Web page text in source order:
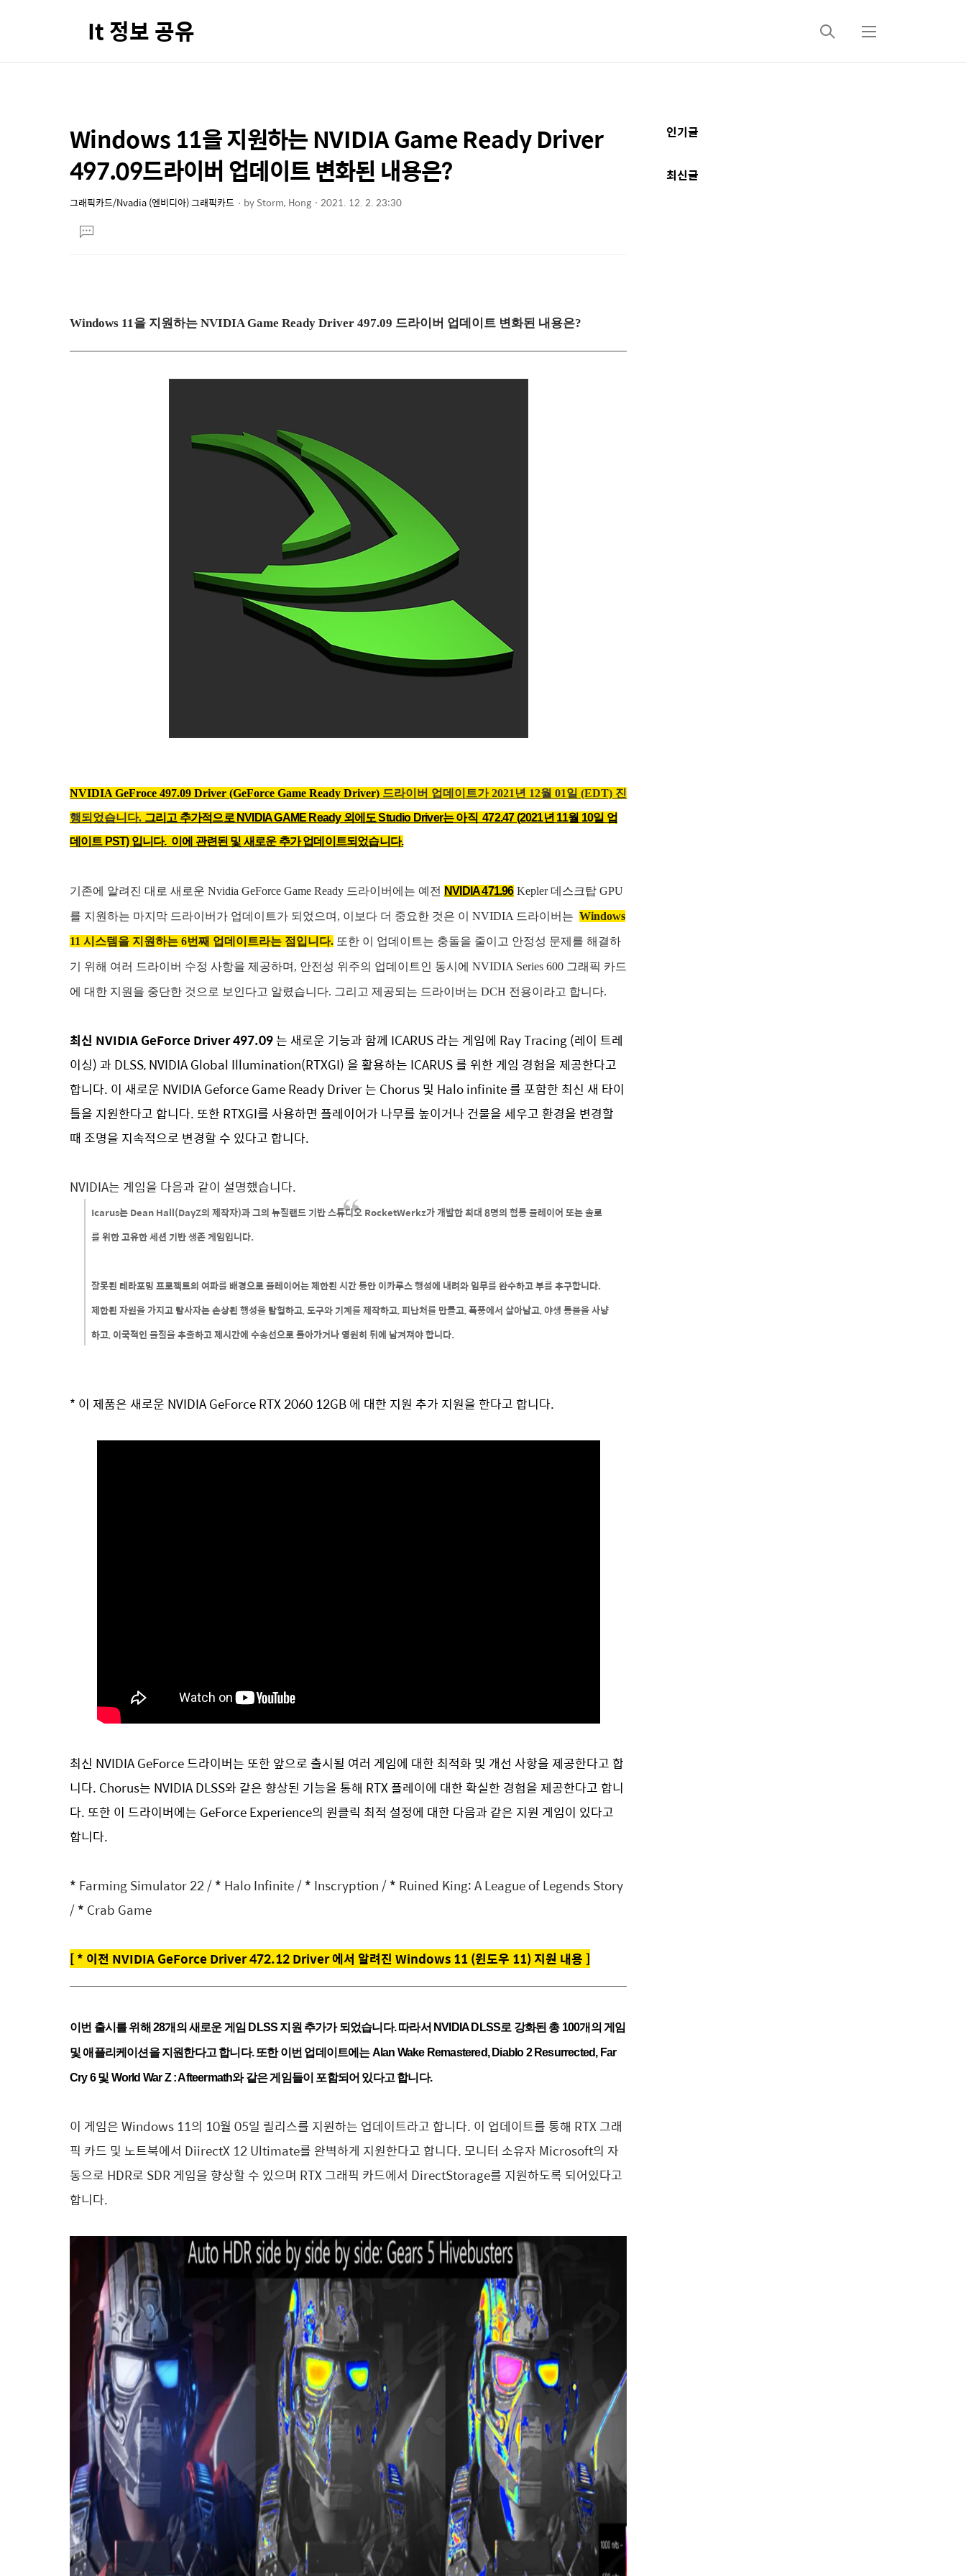
It 정보 공유
검
메
상
세
컨
텐
본
문
제
Windows 11을 지원하는 NVIDIA Game Ready Driver
497.09드라이버 업데이트 변화된 내용은?
그래픽카드/Nvadia (엔비디아) 그래픽카드 byStorm, Hong 2021. 12. 2. 23:30
문댓
글
Windows 11을 지원하는 NVIDIA Game Ready Driver 497.09 드라이버 업데이트 변화된 내용은?
NVIDIA GeFroce 497.09 Driver (GeForce Game Ready Driver) 드라이버 업데이트가 2021년 12월 01일 (EDT) 진
행되었습니다. 그리고 추가적으로 NVIDIA GAME Ready 외에도 Studio Driver는 아직 472.47 (2021년 11월 10일 업
데이트 PST) 입니다. 이에 관련된 및 새로운 추가 업데이트되었습니다.
기존에 알려진 대로 새로운 Nvidia GeForce Game Ready 드라이버에는 예전 NVIDIA 471.96Kepler 데스크탑 GPU
를 지원하는 마지막 드라이버가 업데이트가 되었으며, 이보다 더 중요한 것은 이 NVIDIA 드라이버는 Windows
11 시스템을 지원하는 6번째 업데이트라는 점입니다. 또한 이 업데이트는 충돌을 줄이고 안정성 문제를 해결하
기 위해 여러 드라이버 수정 사항을 제공하며, 안전성 위주의 업데이트인 동시에 NVIDIA Series 600 그래픽 카드
에 대한 지원을 중단한 것으로 보인다고 알렸습니다. 그리고 제공되는 드라이버는 DCH 전용이라고 합니다.
최신 NVIDIA GeForce Driver 497.09는 새로운 기능과 함께 ICARUS 라는 게임에 Ray Tracing (레이 트레
이싱) 과 DLSS, NVIDIA Global Illumination(RTXGI)을 활용하는 ICARUS 를 위한 게임 경험을 제공한다고
합니다. 이 새로운 NVIDIA Geforce Game Ready Driver 는 Chorus 및 Halo infinite 를 포함한 최신 새 타이
틀을 지원한다고 합니다. 또한 RTXGI를 사용하면 플레이어가 나무를 높이거나 건물을 세우고 환경을 변경할
때 조명을 지속적으로 변경할 수 있다고 합니다.
NVIDIA는 게임을 다음과 같이 설명했습니다.
Icarus는 Dean Hall(DayZ의 제작자)과 그의 뉴질랜드 기반 스튜디오 RocketWerkz가 개발한 최대 8명의 협동 플레이어 또는 솔로
를 위한 고유한 세션 기반 생존 게임입니다.
잘못된 테라포밍 프로젝트의 여파를 배경으로 플레이어는 제한된 시간 동안 이카루스 행성에 내려와 임무를 완수하고 부를 추구합니다.
제한된 자원을 가지고 탐사자는 손상된 행성을 탐험하고, 도구와 기계를 제작하고, 피난처를 만들고, 폭풍에서 살아남고, 야생 동물을 사냥
하고, 이국적인 물질을 추출하고 제시간에 수송선으로 돌아가거나 영원히 뒤에 남겨져야 합니다.
* 이 제품은 새로운 NVIDIA GeForce RTX 2060 12GB 에 대한 지원 추가 지원을 한다고 합니다.
최신 NVIDIA GeForce 드라이버는 또한 앞으로 출시될 여러 게임에 대한 최적화 및 개선 사항을 제공한다고 합
니다. Chorus는 NVIDIA DLSS와 같은 향상된 기능을 통해 RTX 플레이에 대한 확실한 경험을 제공한다고 합니
다. 또한 이 드라이버에는 GeForce Experience의 원클릭 최적 설정에 대한 다음과 같은 지원 게임이 있다고
합니다.
* Farming Simulator 22 /* Halo Infinite /* Inscryption /* Ruined King: A League of Legends Story
/* Crab Game
[* 이전 NVIDIA GeForce Driver 472.12 Driver 에서 알려진 Windows 11 (윈도우 11) 지원 내용 ]
이번 출시를 위해 28개의 새로운 게임 DLSS 지원 추가가 되었습니다. 따라서 NVIDIA DLSS로 강화된 총 100개의 게임
및 애플리케이션을 지원한다고 합니다. 또한 이번 업데이트에는 Alan Wake Remastered, Diablo 2 Resurrected, Far
Cry 6 및 World War Z : Afteermath와 같은 게임들이 포함되어 있다고 합니다.
이 게임은 Windows 11의 10월 05일 릴리스를 지원하는 업데이트라고 합니다. 이 업데이트를 통해 RTX 그래
픽 카드 및 노트북에서 DiirectX 12 Ultimate를 완벽하게 지원한다고 합니다. 모니터 소유자 Microsoft의 자
동으로 HDR로 SDR 게임을 향상할 수 있으며 RTX 그래픽 카드에서 DirectStorage를 지원하도록 되어있다고
합니다.
추
정
인기글
최신글